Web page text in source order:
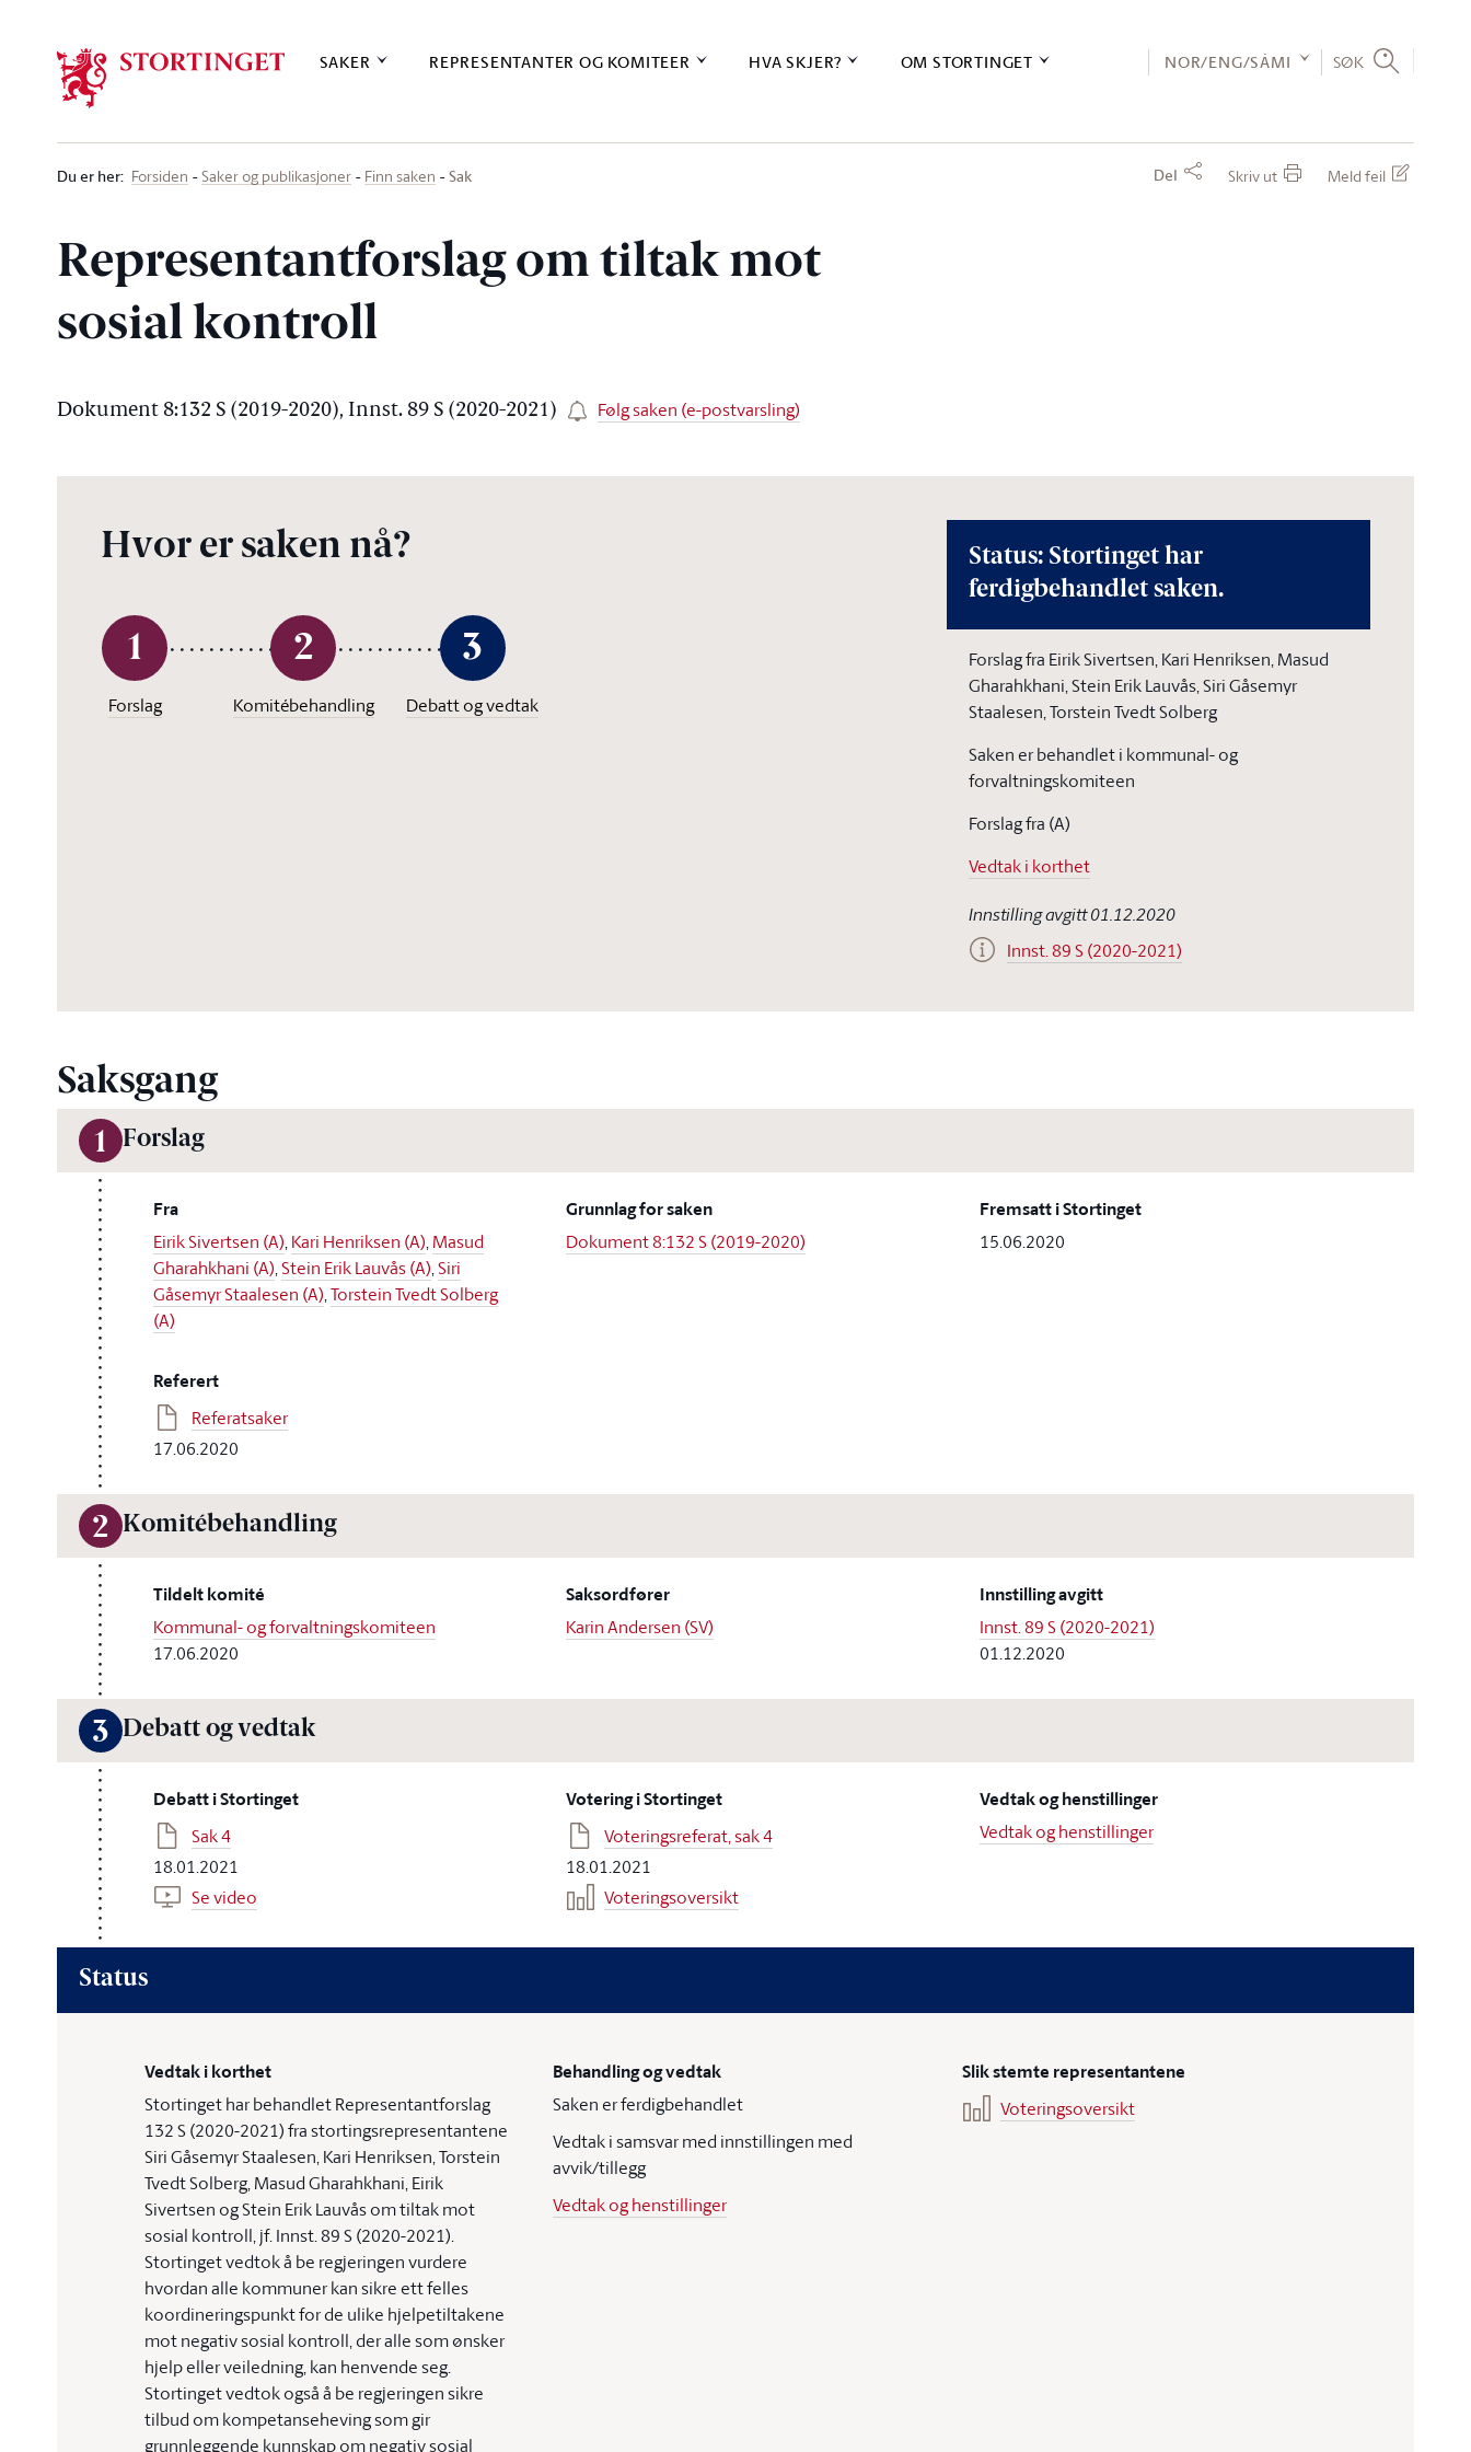
SAKER REPRESENTANTER OG KOMITEER HVA SKJER? OM STORTINGET NOR/ENG/SÁMI SØK
Du er her: Forsiden Saker og publikasjoner Finn saken Sak Del Skriv ut Meld feil
Representantforslag om tiltak mot
sosial kontroll
Dokument 8:132 S (2019-2020), Innst. 89 S (2020-2021) Følg saken (e-postvarsling)
Hvor er saken nå?
1
Forslag
2
Komitébehandling
3
Debatt og vedtak
Status: Stortinget har
ferdigbehandlet saken.
Forslag fra Eirik Sivertsen, Kari Henriksen, Masud
Gharahkhani, Stein Erik Lauvås, Siri Gåsemyr
Staalesen, Torstein Tvedt Solberg
Saken er behandlet i kommunal- og
forvaltningskomiteen
Forslag fra (A)
Vedtak i korthet
Innstilling avgitt 01.12.2020
Innst. 89 S (2020-2021)
Saksgang
1 Forslag
Fra
Eirik Sivertsen (A),Kari Henriksen (A),Masud
Gharahkhani (A),Stein Erik Lauvås (A),Siri
Gåsemyr Staalesen (A),Torstein Tvedt Solberg
(A)
Grunnlag for saken
Dokument 8:132 S (2019-2020)
Fremsatt i Stortinget
15.06.2020
Referert
Referatsaker
17.06.2020
2 Komitébehandling
Tildelt komité
Kommunal- og forvaltningskomiteen
17.06.2020
Saksordfører
Karin Andersen (SV)
Innstilling avgitt
Innst. 89 S (2020-2021)
01.12.2020
3 Debatt og vedtak
Debatt i Stortinget
Sak 4
18.01.2021
Se video
Votering i Stortinget
Voteringsreferat, sak 4
18.01.2021
Voteringsoversikt
Vedtak og henstillinger
Vedtak og henstillinger
Status
Vedtak i korthet
Stortinget har behandlet Representantforslag
132 S (2020-2021) fra stortingsrepresentantene
Siri Gåsemyr Staalesen, Kari Henriksen, Torstein
Tvedt Solberg, Masud Gharahkhani, Eirik
Sivertsen og Stein Erik Lauvås om tiltak mot
sosial kontroll, jf. Innst. 89 S (2020-2021).
Stortinget vedtok å be regjeringen vurdere
hvordan alle kommuner kan sikre ett felles
koordineringspunkt for de ulike hjelpetiltakene
mot negativ sosial kontroll, der alle som ønsker
hjelp eller veiledning, kan henvende seg.
Stortinget vedtok også å be regjeringen sikre
tilbud om kompetanseheving som gir
grunnleggende kunnskap om negativ sosial
Behandling og vedtak
Saken er ferdigbehandlet
Vedtak i samsvar med innstillingen med
avvik/tillegg
Vedtak og henstillinger
Slik stemte representantene
Voteringsoversikt